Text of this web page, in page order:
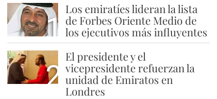
1
Los emiratíes lideran la lista
de Forbes Oriente Medio de
los ejecutivos más influyentes
2
El presidente y el
vicepresidente refuerzan la
unidad de Emiratos en
Londres